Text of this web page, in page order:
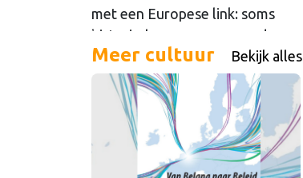
met een Europese link: soms
historisch, soms verrassend
actueel. Hoofdredacteur Bert
van Slooten las een boek dat
lobbyisten in Brussel wegwijs
moet maken. Handig voor
iedereen die Europese
procedures wil begrijpen.
Meer cultuur Bekijk alles